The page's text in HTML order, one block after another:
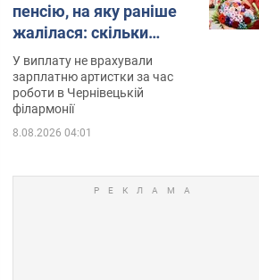
пенсію, на яку раніше
жалілася: скільки
отримувала співачка
У виплату не врахували
зарплатню артистки за час
роботи в Чернівецькій
філармонії
8.08.2026 04:01